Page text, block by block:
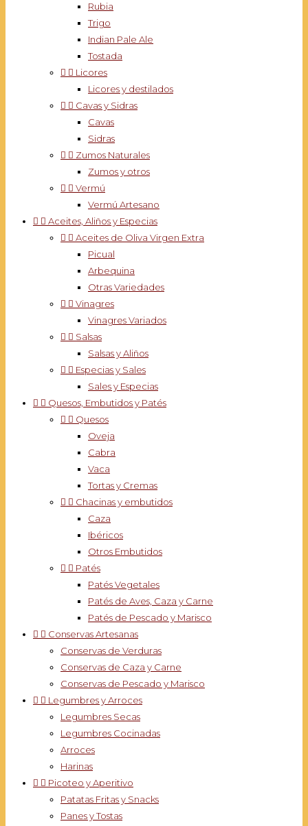
Rubia
Trigo
Indian Pale Ale
Tostada
  Licores
Licores y destilados
  Cavas y Sidras
Cavas
Sidras
  Zumos Naturales
Zumos y otros
  Vermú
Vermú Artesano
  Aceites, Aliños y Especias
  Aceites de Oliva Virgen Extra
Picual
Arbequina
Otras Variedades
  Vinagres
Vinagres Variados
  Salsas
Salsas y Aliños
  Especias y Sales
Sales y Especias
  Quesos, Embutidos y Patés
  Quesos
Oveja
Cabra
Vaca
Tortas y Cremas
  Chacinas y embutidos
Caza
Ibéricos
Otros Embutidos
  Patés
Patés Vegetales
Patés de Aves, Caza y Carne
Patés de Pescado y Marisco
  Conservas Artesanas
Conservas de Verduras
Conservas de Caza y Carne
Conservas de Pescado y Marisco
  Legumbres y Arroces
Legumbres Secas
Legumbres Cocinadas
Arroces
Harinas
  Picoteo y Aperitivo
Patatas Fritas y Snacks
Panes y Tostas